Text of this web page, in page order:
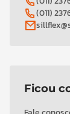
(011)
Ficou